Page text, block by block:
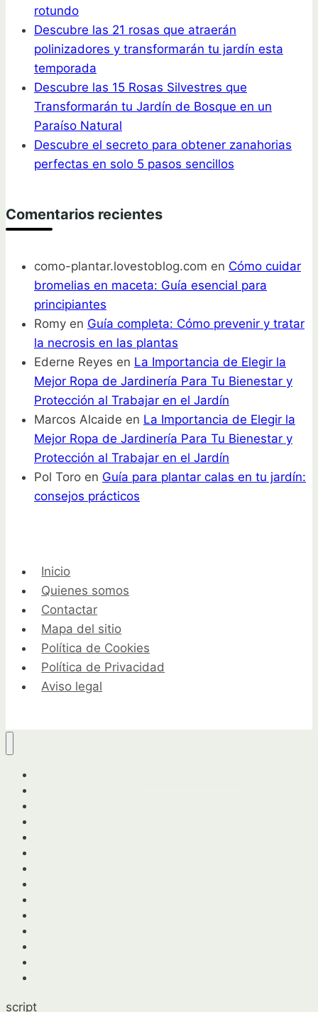
rotundo
Descubre las 21 rosas que atraerán
polinizadores y transformarán tu jardín esta
temporada
Descubre las 15 Rosas Silvestres que
Transformarán tu Jardín de Bosque en un
Paraíso Natural
Descubre el secreto para obtener zanahorias
perfectas en solo 5 pasos sencillos
Comentarios recientes
como-plantar.lovestoblog.com en Cómo cuidar
bromelias en maceta: Guía esencial para
principiantes
Romy en Guía completa: Cómo prevenir y tratar
la necrosis en las plantas
Ederne Reyes en La Importancia de Elegir la
Mejor Ropa de Jardinería Para Tu Bienestar y
Protección al Trabajar en el Jardín
Marcos Alcaide en La Importancia de Elegir la
Mejor Ropa de Jardinería Para Tu Bienestar y
Protección al Trabajar en el Jardín
Pol Toro en Guía para plantar calas en tu jardín:
consejos prácticos
Inicio
Quienes somos
Contactar
Mapa del sitio
Política de Cookies
Política de Privacidad
Aviso legal
script